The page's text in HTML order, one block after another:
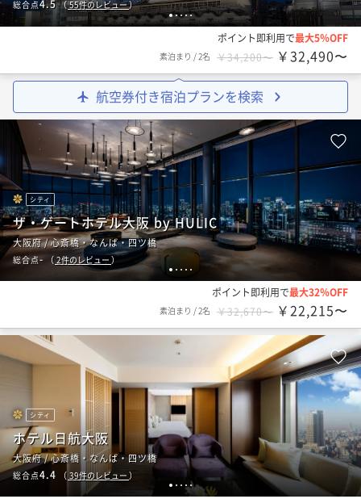
12345
総合点4.5（55件のレビュー）
ポイント即利用で最大5％OFF
素泊まり /2名 ￥34,200〜 ￥32,490〜
航空券付き宿泊プランを検索
1 2 3 4 5
シティ
ザ・ゲートホテル大阪 by HULIC
大阪府 / 心斎橋・なんば・四ツ橋
総合点- （ 2件のレビュー ）
ポイント即利用で最大32％OFF
素泊まり /2名 ￥32,670〜 ￥22,215〜
1 2 3 45
シティ
ホテル日航大阪
大阪府 / 心斎橋・なんば・四ツ橋
総合点4.4 （ 39件のレビュー ）